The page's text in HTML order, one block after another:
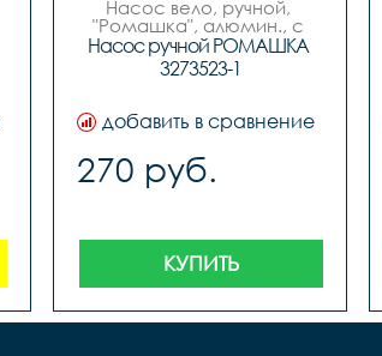
Насос вело, ручной,
"Ромашка", алюмин., с
обратным толстым
штоком, шланг с
наконечником
Насос ручной РОМАШКА
3273523-1
добавить в сравнение
270 руб.
КУПИТЬ